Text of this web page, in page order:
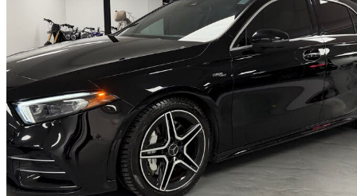
2022 Mercedes-Benz A-Class
AMG A 35 Hatchback 4MATIC45 125 km